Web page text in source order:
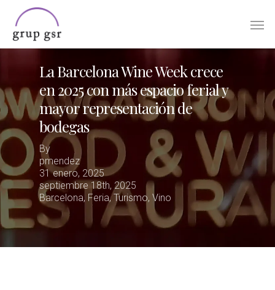
main
La Barcelona Wine Week crece
en 2025 con más espacio ferial y
mayor representación de
bodegas
By
pmendez
31 enero, 2025
septiembre 18th, 2025
Barcelona, Feria,Turismo, Vino